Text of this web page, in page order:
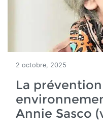
2 octobre, 2025
La
Annie Sasco